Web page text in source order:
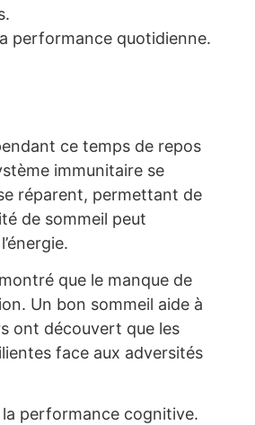
performance quotidienne.
ce temps de repos
immunitaire se
réparent, permettant de
de sommeil peut
que le manque de
Un bon sommeil aide à
ont découvert que les
face aux adversités
la performance cognitive.